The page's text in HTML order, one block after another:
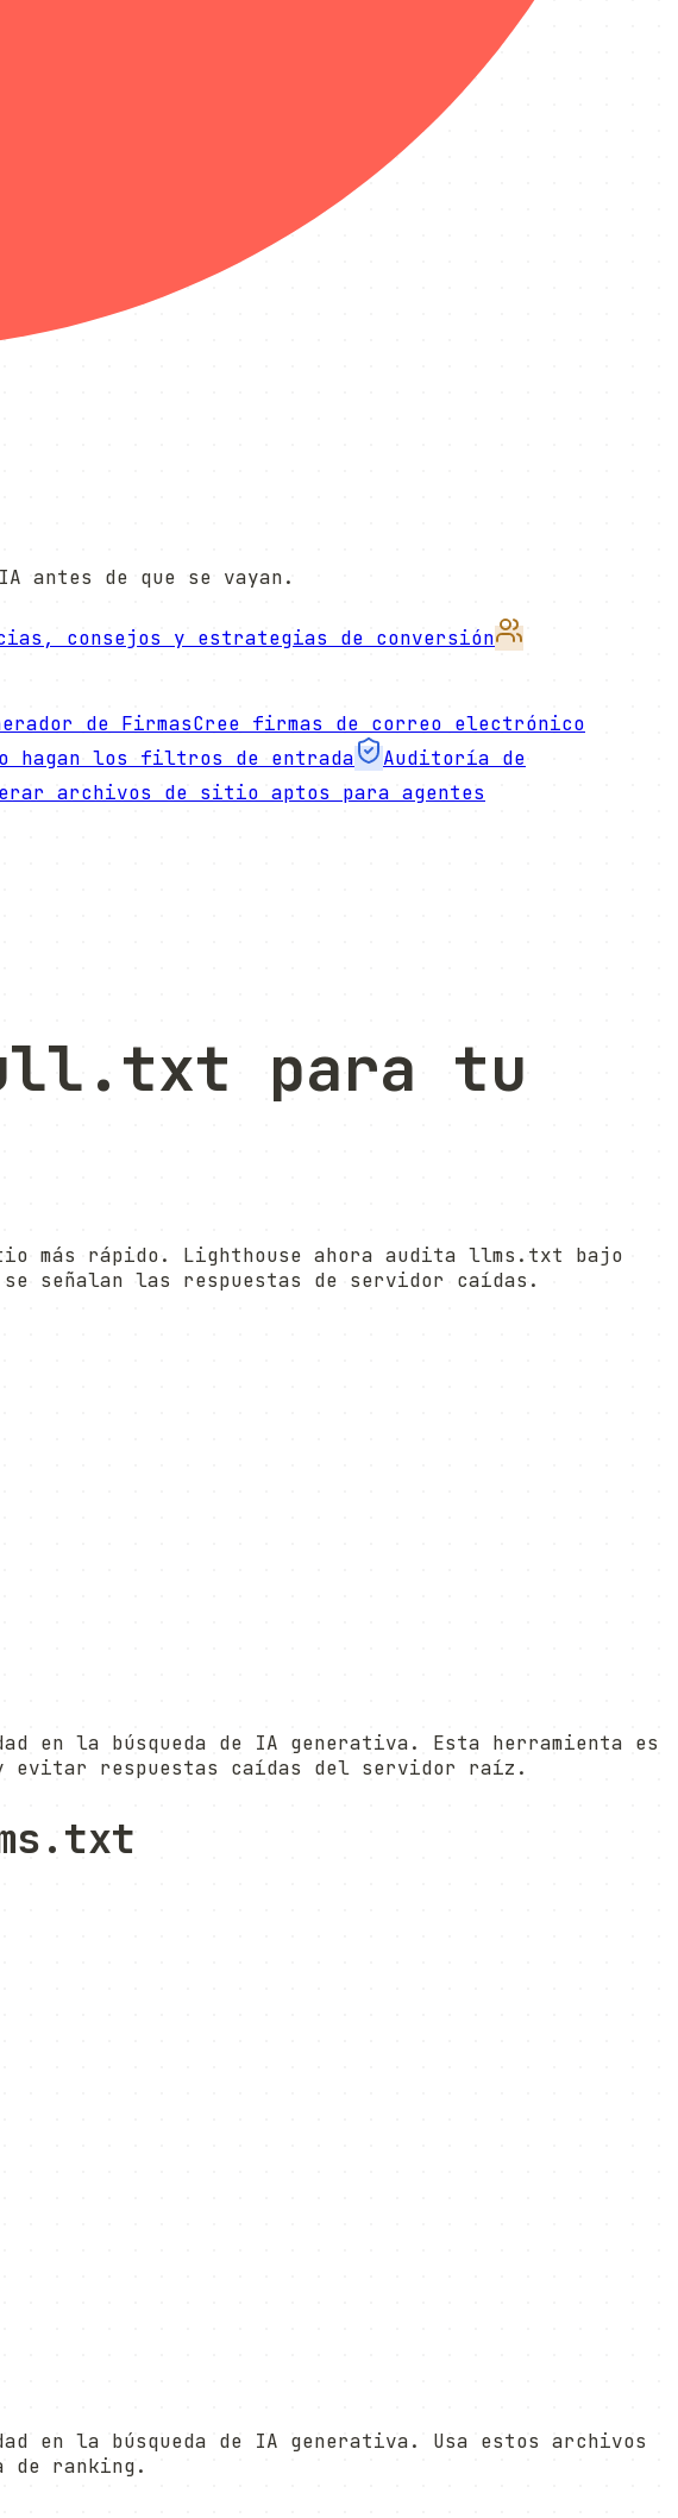
antes de que se vayan.
consejos y estrategias de conversión
de FirmasCree firmas de correo electrónico
hagan los filtros de entrada
Auditoría de
archivos de sitio aptos para agentes
para tu
más rápido. Lighthouse ahora audita llms.txt bajo
señalan las respuestas de servidor caídas.
la búsqueda de IA generativa. Esta herramienta es
evitar respuestas caídas del servidor raíz.
la búsqueda de IA generativa. Usa estos archivos
de ranking.